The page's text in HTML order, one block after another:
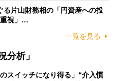
る片山財務相の「円資産への投
視」…
一覧を見る
分析」
のスイッチになり得る」“介入慣